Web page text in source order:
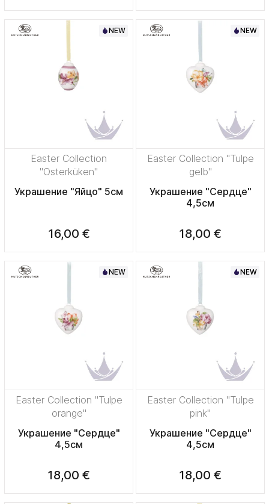
NEW
Easter Collection
"Osterküken"
Украшение "Яйцо" 5см
16,00 €
NEW
Easter Collection "Tulpe
gelb"
Украшение "Сердце"
4,5см
18,00 €
NEW
Easter Collection "Tulpe
orange"
Украшение "Сердце"
4,5см
18,00 €
NEW
Easter Collection "Tulpe
pink"
Украшение "Сердце"
4,5см
18,00 €